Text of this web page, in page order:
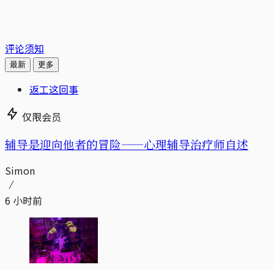
评论须知
最新 更多
返工这回事
仅限会员
辅导是迎向他者的冒险——心理辅导治疗师自述
Simon
6 小时前